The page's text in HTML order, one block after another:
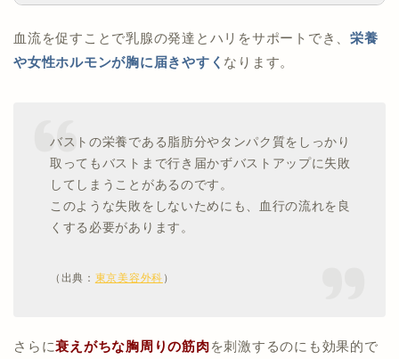
短い時間で簡単に大胸筋を鍛えられるので、忙しい方
もぜひ試してみてください。
の習慣にしてみてください！
バスト上部に指4本を片手をそえる
おなじように反対側も行う
【ツボの場所】左右のバストトップを結んだ真ん中の
位置
血流を促すことで乳腺の発達とハリをサポートでき、栄養
や女性ホルモンが胸に届きやすく なります。
バストの栄養である脂肪分やタンパク質をしっかり
取ってもバストまで行き届かずバストアップに失敗
してしまうことがあるのです。
このような失敗をしないためにも、血行の流れを良
くする必要があります。
（出典： 東京美容外科 ）
さらに衰えがちな胸周りの筋肉を刺激するのにも効果的で